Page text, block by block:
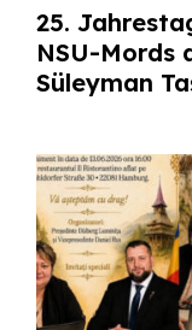
25.
NSU-Mords
Süleyman